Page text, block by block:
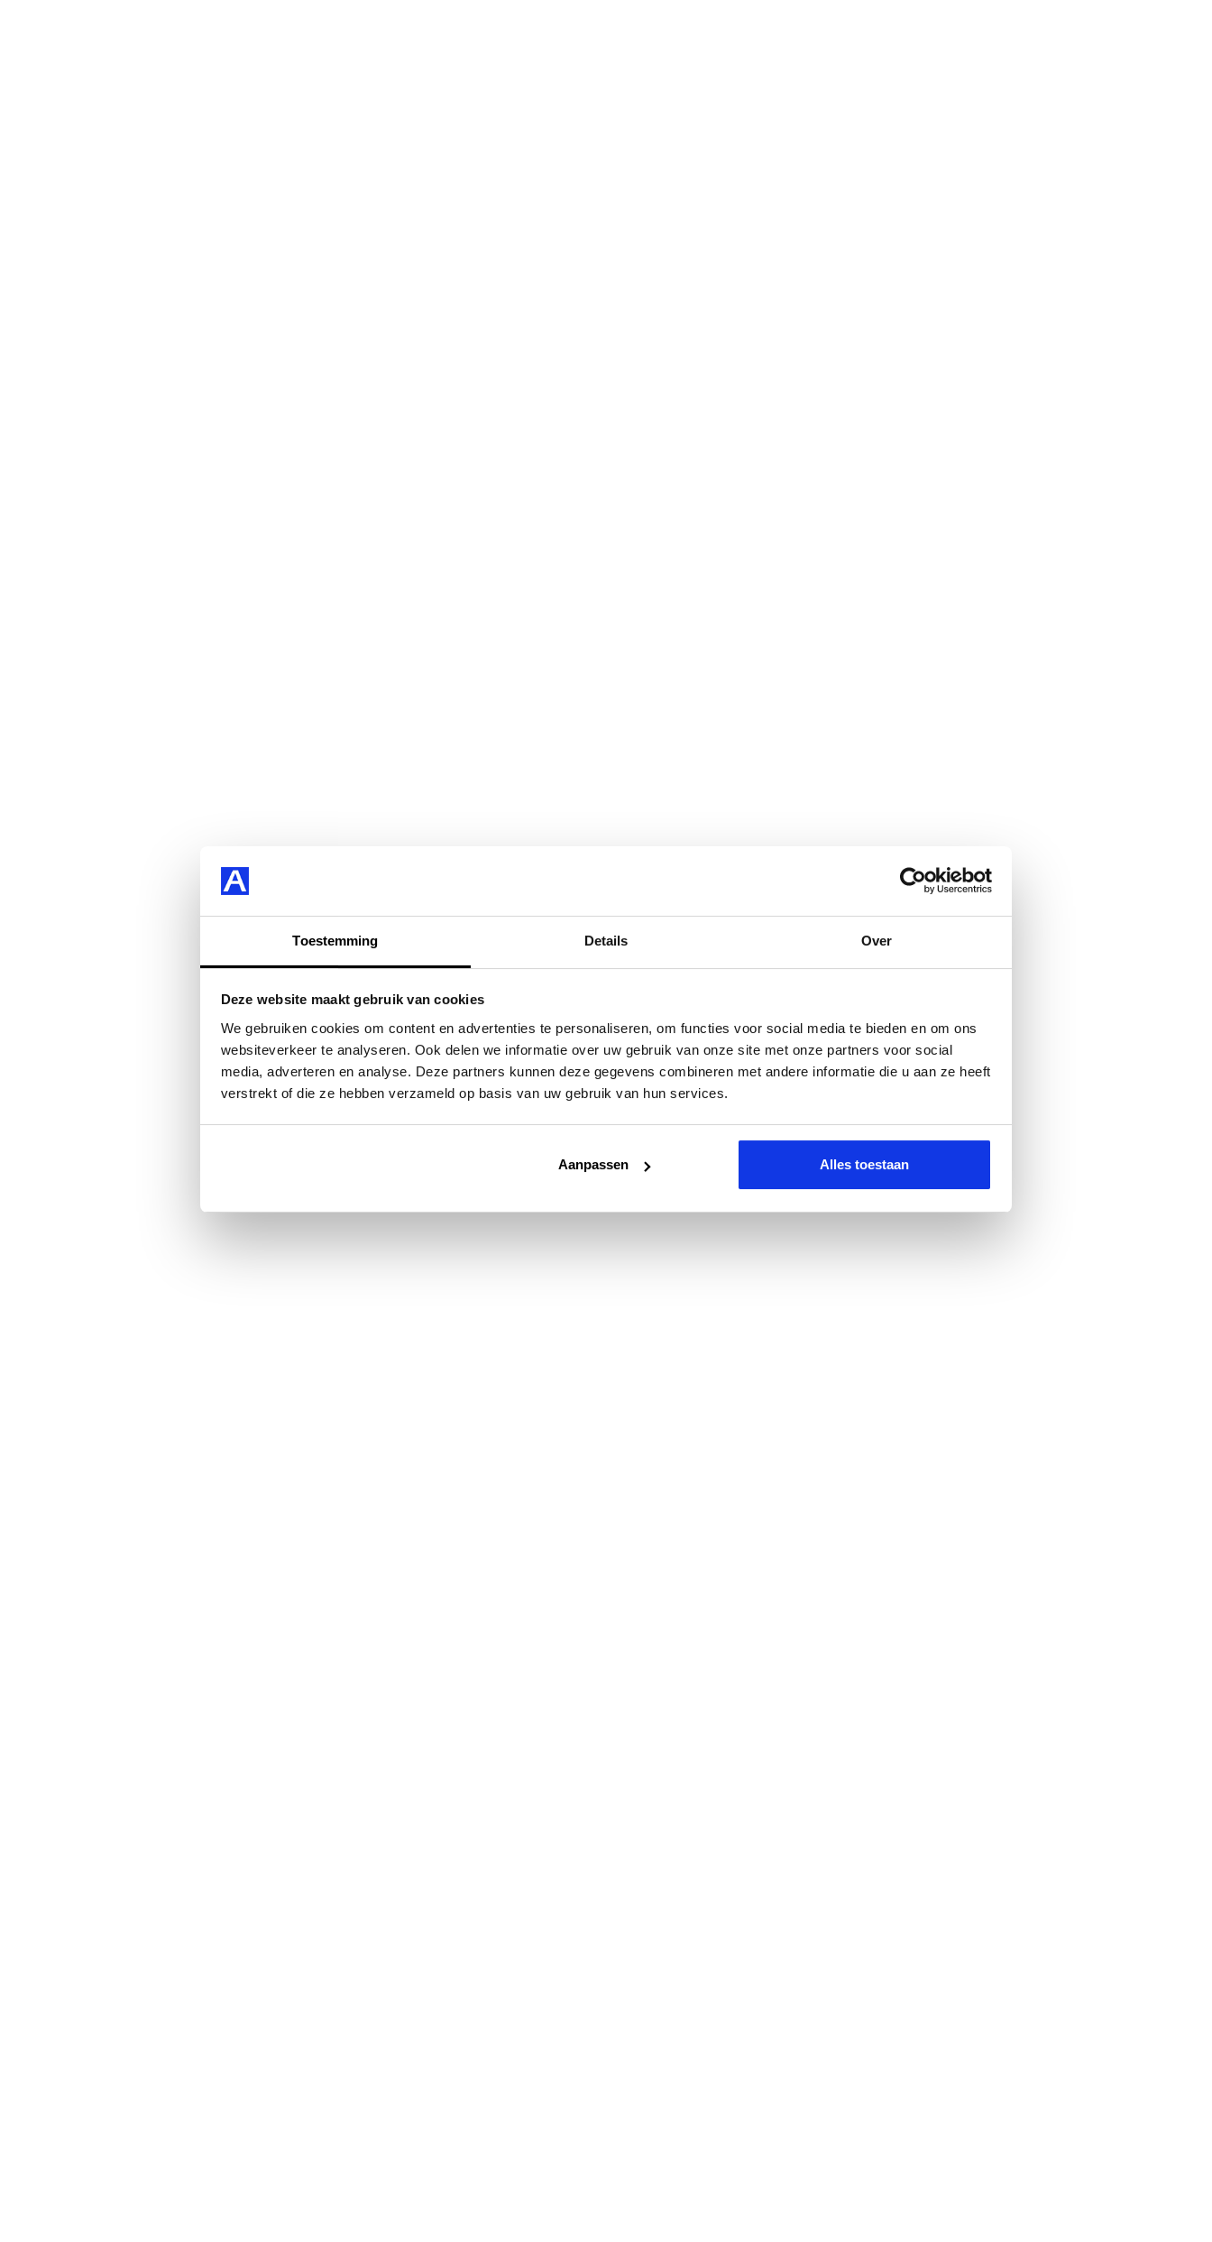
Toestemming Details Over
Deze website maakt gebruik van cookies
We gebruiken cookies om content en advertenties te personaliseren, om functies voor social media te bieden en om ons
websiteverkeer te analyseren. Ook delen we informatie over uw gebruik van onze site met onze partners voor social
media, adverteren en analyse. Deze partners kunnen deze gegevens combineren met andere informatie die u aan ze heeft
verstrekt of die ze hebben verzameld op basis van uw gebruik van hun services.
Aanpassen Alles toestaan